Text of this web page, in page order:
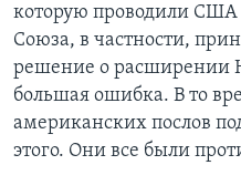
которую проводили США
Союза, в частности,
решение о расширении
большая ошибка. В то
американских послов
этого. Они все были